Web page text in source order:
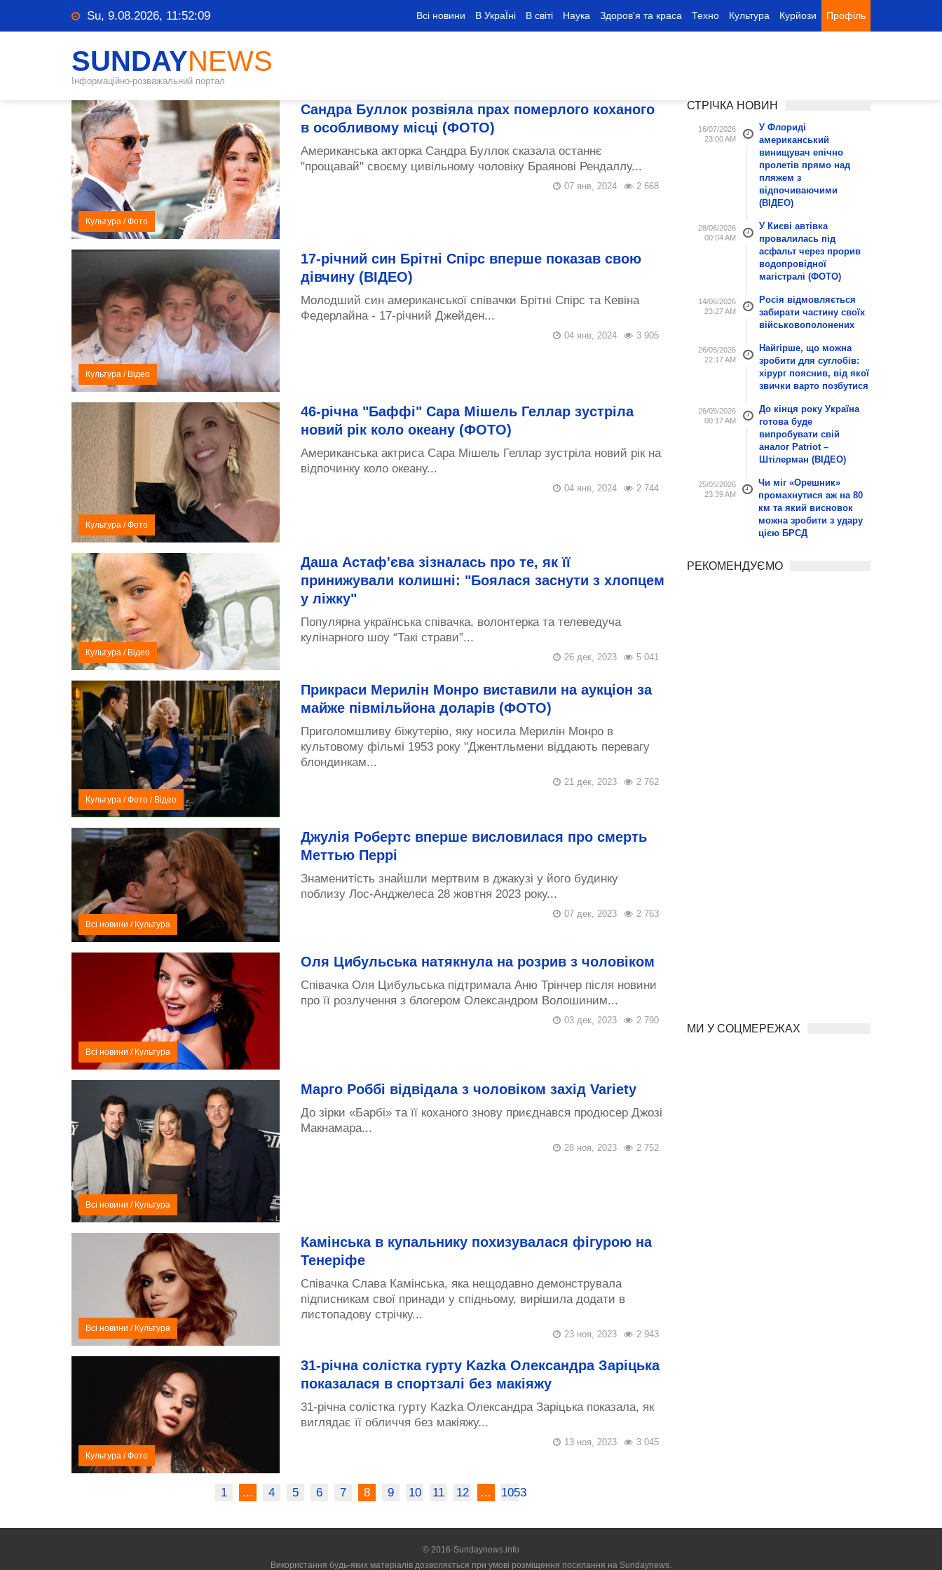
Su, 9.08.2026, 11:52:09 Всі новини В УкраЇні В світі Наука Здоров'я та краса Техно Культура Курйози Профіль
SUNDAYNEWS
Інформаційно-розважальний портал
Культура /Фото
Сандра Буллок розвіяла прах померлого коханого
в особливому місці (ФОТО)
Американська акторка Сандра Буллок сказала останнє
"прощавай" своєму цивільному чоловіку Браянові Рендаллу...
2 668
07 янв, 2024
Культура / Відео
17-річний син Брітні Спірс вперше показав свою
дівчину (ВІДЕО)
Молодший син американської співачки Брітні Спірс та Кевіна
Федерлайна - 17-річний Джейден...
3 905
04 янв, 2024
Культура /Фото
46-річна "Баффі" Сара Мішель Геллар зустріла
новий рік коло океану (ФОТО)
Американська актриса Сара Мішель Геллар зустріла новий рік на
відпочинку коло океану...
2 744
04 янв, 2024
Культура / Відео
Даша Астаф'єва зізналась про те, як її
принижували колишні: "Боялася заснути з хлопцем
у ліжку"
Популярна українська співачка, волонтерка та телеведуча
кулінарного шоу “Такі страви”...
5 041
26 дек, 2023
Культура /Фото / Відео
Прикраси Мерилін Монро виставили на аукціон за
майже півмільйона доларів (ФОТО)
Приголомшливу біжутерію, яку носила Мерилін Монро в
культовому фільмі 1953 року "Джентльмени віддають перевагу
блондинкам...
2 762
21 дек, 2023
Всі новини / Культура
Джулія Робертс вперше висловилася про смерть
Меттью Перрі
Знаменитість знайшли мертвим в джакузі у його будинку
поблизу Лос-Анджелеса 28 жовтня 2023 року...
2 763
07 дек, 2023
Всі новини / Культура
Оля Цибульська натякнула на розрив з чоловіком
Співачка Оля Цибульська підтримала Аню Трінчер після новини
про її розлучення з блогером Олександром Волошиним...
2 790
03 дек, 2023
Всі новини / Культура
Марго Роббі відвідала з чоловіком захід Variety
До зірки «Барбі» та її коханого знову приєднався продюсер Джозі
Макнамара...
2 752
28 ноя, 2023
Всі новини / Культура
Камінська в купальнику похизувалася фігурою на
Тенеріфе
Співачка Слава Камінська, яка нещодавно демонструвала
підписникам свої принади у спідньому, вирішила додати в
листопадову стрічку...
2 943
23 ноя, 2023
Культура /Фото
31-річна солістка гурту Kazka Олександра Заріцька
показалася в спортзалі без макіяжу
31-річна солістка гурту Kazka Олександра Заріцька показала, як
виглядає її обличчя без макіяжу...
3 045
13 ноя, 2023
1 ... 4 5 6 7 8 9 10 11 12 ... 1053
СТРІЧКА НОВИН
16/07/2026
23:00 AM
У Флориді
американський
винищувач епічно
пролетів прямо над
пляжем з
відпочиваючими
(ВІДЕО)
28/06/2026
00:04 AM
У Києві автівка
провалилась під
асфальт через прорив
водопровідної
магістралі (ФОТО)
14/06/2026
23:27 AM
Росія відмовляється
забирати частину своїх
військовополонених
26/05/2026
22:17 AM
Найгірше, що можна
зробити для суглобів:
хірург пояснив, від якої
звички варто позбутися
26/05/2026
00:17 AM
До кінця року Україна
готова буде
випробувати свій
аналог Patriot –
Штілерман (ВІДЕО)
25/05/2026
23:39 AM
Чи міг «Орешник»
промахнутися аж на 80
км та який висновок
можна зробити з удару
цією БРСД
РЕКОМЕНДУЄМО
МИ У СОЦМЕРЕЖАХ
© 2016-Sundaynews.info
Використання будь-яких матеріалів дозволяється при умові розміщення посилання на Sundaynews.